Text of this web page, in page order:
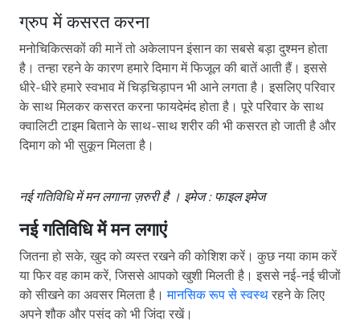
ग्रुप में कसरत करना
मनोचिकित्सकों की मानें तो अकेलापन इंसान का सबसे बड़ा दुश्मन होता
है। तन्हा रहने के कारण हमारे दिमाग में फिजूल की बातें आती हैं। इससे
धीरे-धीरे हमारे स्वभाव में चिड़चिड़ापन भी आने लगता है। इसलिए परिवार
के साथ मिलकर कसरत करना फायदेमंद होता है। पूरे परिवार के साथ
क्वालिटी टाइम बिताने के साथ-साथ शरीर की भी कसरत हो जाती है और
दिमाग को भी सुकून मिलता है।
नई गतिविधि में मन लगाना ज़रुरी है । इमेज : फाइल इमेज
नई गतिविधि में मन लगाएं
जितना हो सके, खुद को व्यस्त रखने की कोशिश करें। कुछ नया काम करें
या फिर वह काम करें, जिससे आपको खुशी मिलती है। इससे नई-नई चीजों
को सीखने का अवसर मिलता है।मानसिक रूप से स्वस्थरहने के लिए
अपने शौक और पसंद को भी जिंदा रखें।